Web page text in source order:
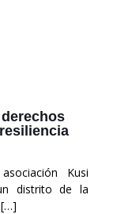
Kusi
distrito de la
[…]